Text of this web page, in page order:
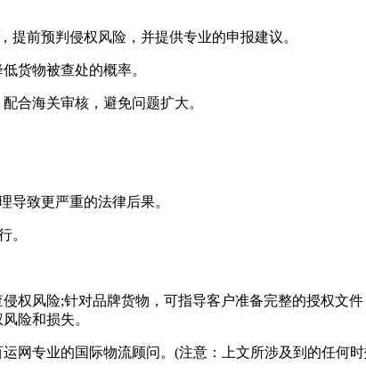
前预判侵权风险，并提供专业的申报建议。
货物被查处的概率。
合海关审核，避免问题扩大。
致更严重的法律后果。
。
风险;针对品牌货物，可指导客户准备完整的授权文件
险和损失。
专业的国际物流顾问。(注意：上文所涉及到的任何